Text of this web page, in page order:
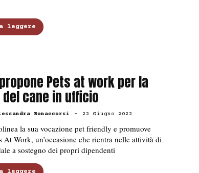
leggere
Pets at work per la
del cane in ufficio
Bonaccorsi - 22 Giugno 2022
la sua vocazione pet friendly e promuove
At Work, un’occasione che rientra nelle attività di
a sostegno dei propri dipendenti
leggere